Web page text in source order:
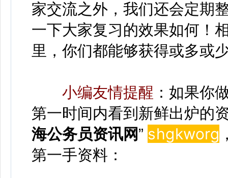
家交流之外，我们还会定期
一下大家复习的效果如何！
里，你们都能够获得或多或
小编友情提醒 ：如果你
第一时间内看到新鲜出炉的
海公务员资讯网” shgkworg
第一手资料：